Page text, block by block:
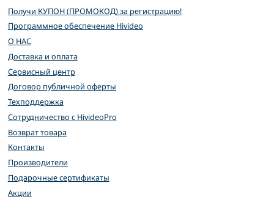
Получи КУПОН (ПРОМОКОД) за регистрацию!
Программное обеспечение Hivideo
О НАС
Доставка и оплата
Сервисный центр
Договор публичной оферты
Техподдержка
Сотрудничество с HivideoPro
Возврат товара
Контакты
Производители
Подарочные сертификаты
Акции